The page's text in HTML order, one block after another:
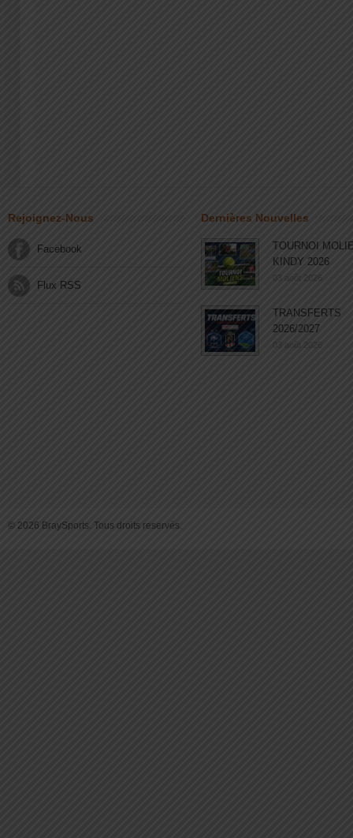
Rejoignez-Nous
Facebook
Flux RSS
Dernières Nouvelles
TOURNOI
KINDY 2026
03 août 2026
TRANSFERTS
2026/2027
03 août 2026
© 2026 BraySports. Tous droits reservés.